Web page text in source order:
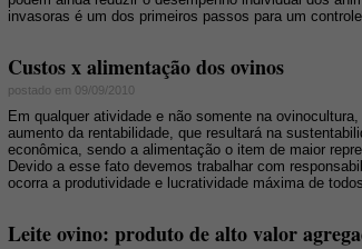
invasoras é um dos primeiros passos para um
Custos x alimentação dos ovinos
postado em 09/09/2010
Em qualquer atividade e não somente na
aumento da rentabilidade, que resultará na
econômica, sendo a alimentação o item de maior
Devido a esse fato devemos trabalhar com
ocorra a produtividade e lucratividade máxima de
Leite ovino: produto de alto valor